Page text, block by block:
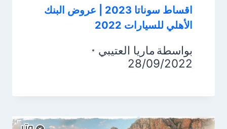
اقساط سوناتا 2023 | عروض البنك
الأهلي للسيارات 2022
بواسطة ماريا العتيبي
28/09/2022